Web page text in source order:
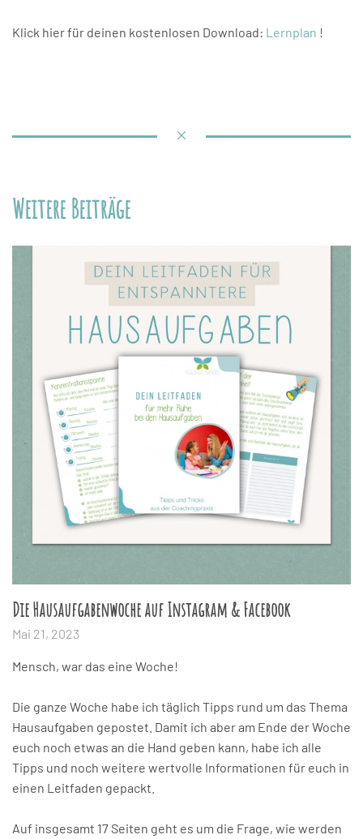
Klick hier für deinen kostenlosen Download: Lernplan !
Weitere Beiträge
Die Hausaufgabenwoche auf Instagram & Facebook
Mai 21, 2023
Mensch, war das eine Woche!
Die ganze Woche habe ich täglich Tipps rund um das Thema
Hausaufgaben gepostet. Damit ich aber am Ende der Woche
euch noch etwas an die Hand geben kann, habe ich alle
Tipps und noch weitere wertvolle Informationen für euch in
einen Leitfaden gepackt.
Auf insgesamt 17 Seiten geht es um die Frage, wie werden